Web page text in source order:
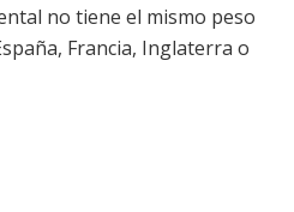
no tiene el mismo peso
Francia, Inglaterra o